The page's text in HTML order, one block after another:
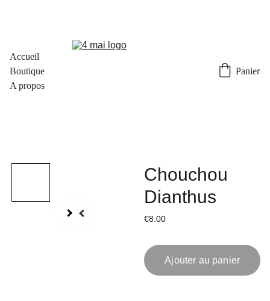
Accueil
Boutique
A propos
Panier
Chouchou
Dianthus
€8.00
Ajouter au panier